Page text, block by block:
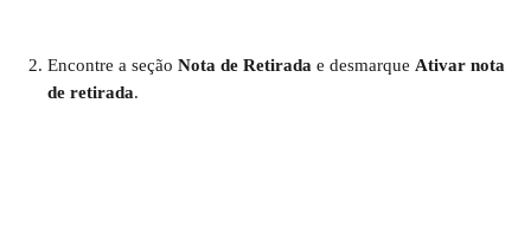
Encontre a seção Nota de Retirada e desmarque Ativar nota
de retirada.